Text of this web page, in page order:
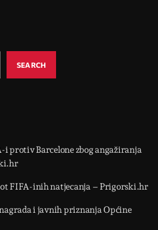
SEARCH
protiv Barcelone zbog angažiranja
FIFA-inih natjecanja – Prigorski.hr
i javnih priznanja Općine